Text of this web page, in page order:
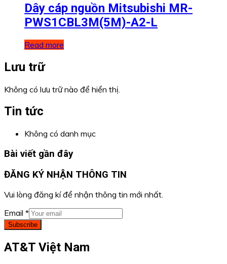
Dây cáp nguồn Mitsubishi MR-
PWS1CBL3M(5M)-A2-L
Read more
Lưu trữ
Không có lưu trữ nào để hiển thị.
Tin tức
Không có danh mục
Bài viết gần đây
ĐĂNG KÝ NHẬN THÔNG TIN
Vui lòng đăng kí để nhận thông tin mới nhất.
Email *
Subscribe
AT&T Việt Nam